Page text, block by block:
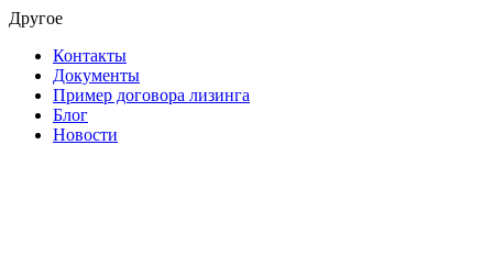
Другое
Контакты
Документы
Пример договора лизинга
Блог
Новости